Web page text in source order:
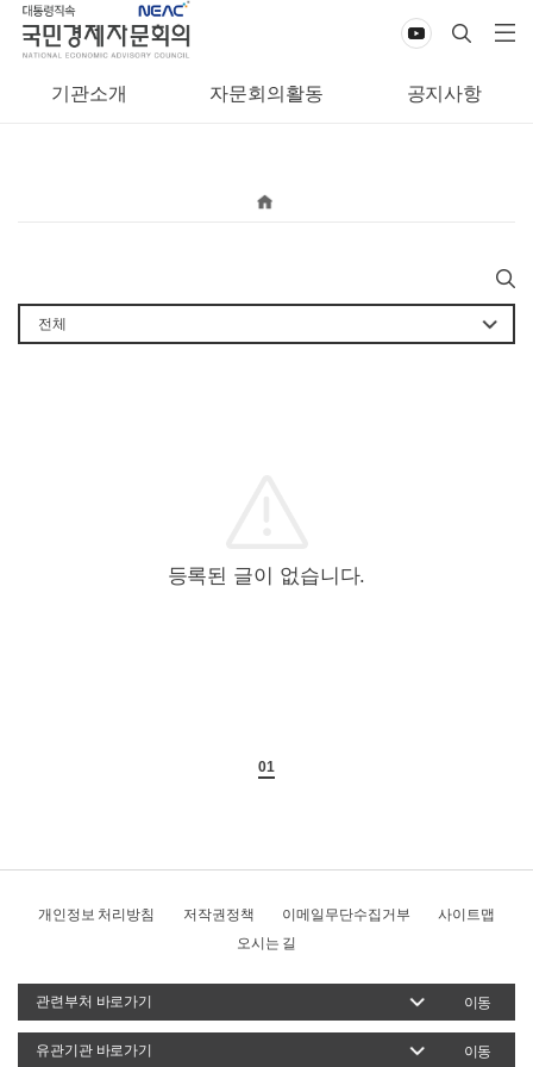
기관소개 자문회의활동 공지사항
등록된 글이 없습니다.
01
개인정보 처리방침 저작권정책 이메일무단수집거부
사이트맵
오시는 길
이동
이동